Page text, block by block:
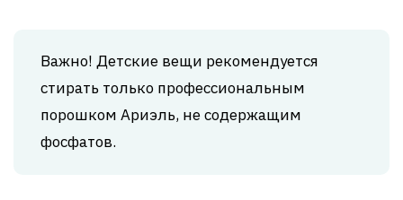
Важно! Детские вещи рекомендуется
стирать только профессиональным
порошком Ариэль, не содержащим
фосфатов.